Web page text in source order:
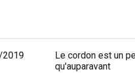
Le cordon est un
qu'auparavant